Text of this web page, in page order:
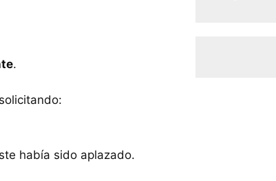
.
había sido aplazado.